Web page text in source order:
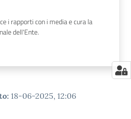
i rapporti con i media e cura la
dell'Ente.
: 18-06-2025, 12:06